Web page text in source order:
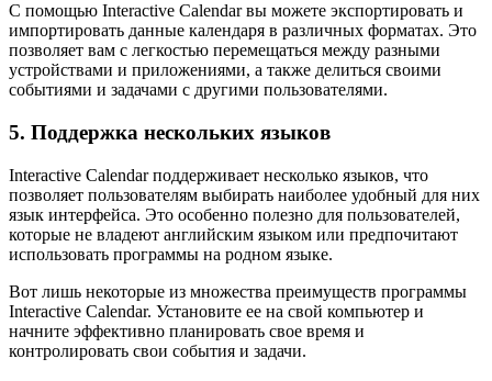
С помощью Interactive Calendar вы можете экспортировать и
импортировать данные календаря в различных форматах. Это
позволяет вам с легкостью перемещаться между разными
устройствами и приложениями, а также делиться своими
событиями и задачами с другими пользователями.
5. Поддержка нескольких языков
Interactive Calendar поддерживает несколько языков, что
позволяет пользователям выбирать наиболее удобный для них
язык интерфейса. Это особенно полезно для пользователей,
которые не владеют английским языком или предпочитают
использовать программы на родном языке.
Вот лишь некоторые из множества преимуществ программы
Interactive Calendar. Установите ее на свой компьютер и
начните эффективно планировать свое время и
контролировать свои события и задачи.